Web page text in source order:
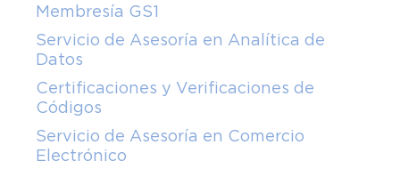
Membresía GS1
Servicio de Asesoría en Analítica de
Datos
Certificaciones y Verificaciones de
Códigos
Servicio de Asesoría en Comercio
Electrónico